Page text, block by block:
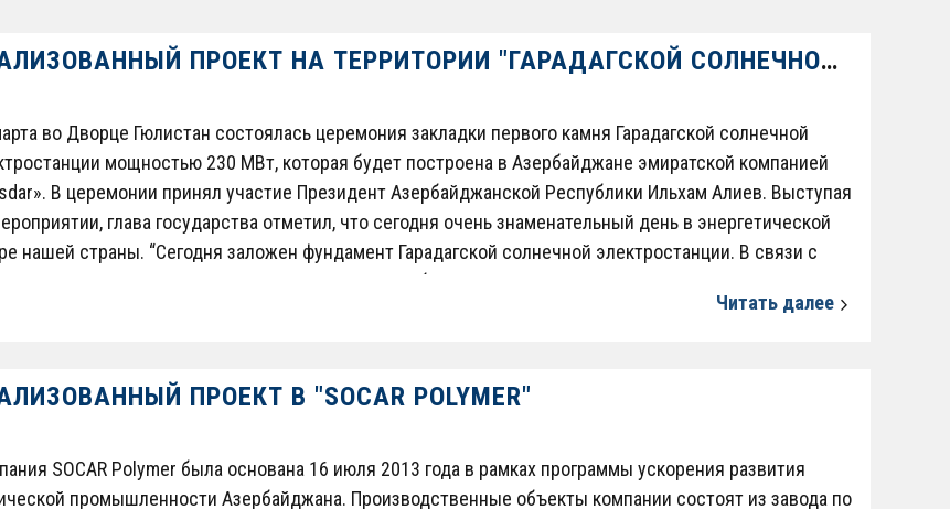
РЕАЛИЗОВАННЫЙ ПРОЕКТ НА ТЕРРИТОРИИ "ГАРАДАГСКОЙ СОЛНЕЧНОЙ ЭЛЕКТРОСТАНЦИИ"
во Дворце Гюлистан состоялась церемония закладки первого камня Гарадагской солнечной
мощностью 230 МВт, которая будет построена в Азербайджане эмиратской компанией
В церемонии принял участие Президент Азербайджанской Республики Ильхам Алиев. Выступая
глава государства отметил, что сегодня очень знаменательный день в энергетической
нашей страны. “Сегодня заложен фундамент Гарадагской солнечной электростанции. В связи с
хочу от всего сердца поздравить вас и весь азербайджанский народ. Это действительно очень
событие, эта электростанция мощностью 230 мегаватт удовлетворит растущий спрос на энергию
Читать далее
ПРОЕКТ В "SOCAR POLYMER"
SOCAR Polymer была основана 16 июля 2013 года в рамках программы ускорения развития
промышленности Азербайджана. Производственные объекты компании состоят из завода по